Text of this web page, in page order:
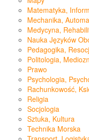
Matematyka,
Mechanika,
Medycyna,
Nauka Języków
Pedagogika,
Politologia,
Prawo
Psychologia,
Rachunkowość,
Religia
Socjologia
Sztuka, Kultura
Technika Morska